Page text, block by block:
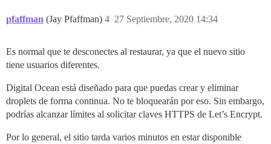
pfaffman (Jay Pfaffman) 27 Septiembre, 2020 14:34
4
Es normal que te desconectes al restaurar, ya que el nuevo sitio
tiene usuarios diferentes.
Digital Ocean está diseñado para que puedas crear y eliminar
droplets de forma continua. No te bloquearán por eso. Sin embargo,
podrías alcanzar límites al solicitar claves HTTPS de Let’s Encrypt.
Por lo general, el sitio tarda varios minutos en estar disponible